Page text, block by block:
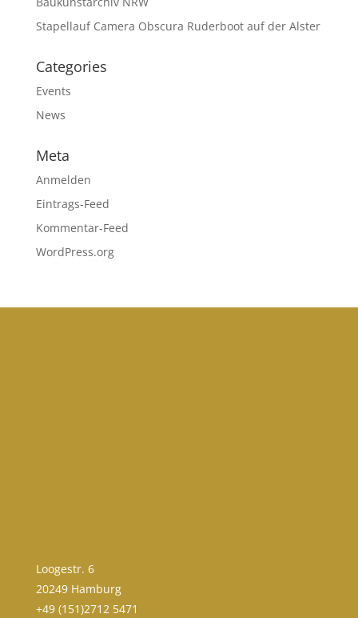
Stapellauf Camera Obscura Ruderboot auf der Alster
Categories
Events
News
Meta
Anmelden
Eintrags-Feed
Kommentar-Feed
WordPress.org
Loogestr. 6
20249 Hamburg
+49 (151)2712 5471